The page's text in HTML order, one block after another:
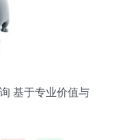
基于专业价值与